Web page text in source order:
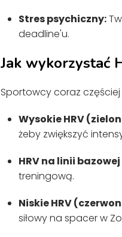
Stres psychiczny:
deadline'u.
Jak wykorzystać
Sportowcy coraz
Wysokie HRV
żeby zwiększyć
HRV na linii
treningową.
Niskie HRV
siłowy na spacer w